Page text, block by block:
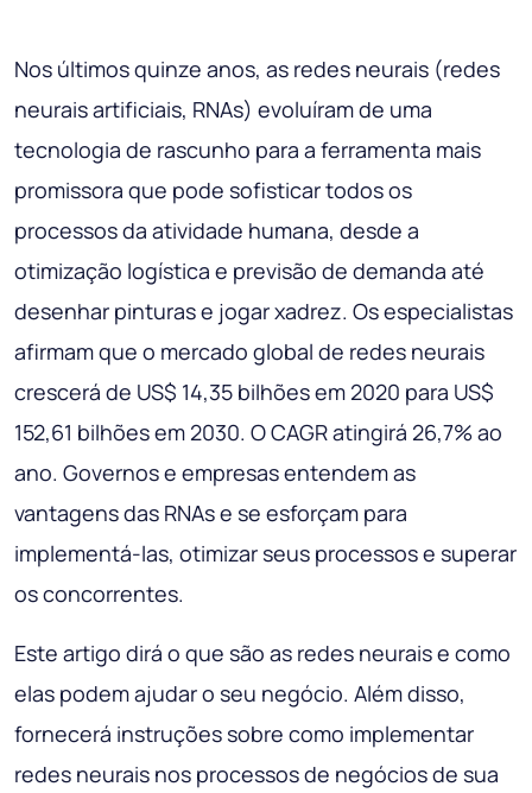
Nos últimos quinze anos, as redes neurais (redes
neurais artificiais, RNAs) evoluíram de uma
tecnologia de rascunho para a ferramenta mais
promissora que pode sofisticar todos os
processos da atividade humana, desde a
otimização logística e previsão de demanda até
desenhar pinturas e jogar xadrez. Os especialistas
afirmam que o mercado global de redes neurais
crescerá de US$ 14,35 bilhões em 2020 para US$
152,61 bilhões em 2030. O CAGR atingirá 26,7% ao
ano. Governos e empresas entendem as
vantagens das RNAs e se esforçam para
implementá-las, otimizar seus processos e superar
os concorrentes.
Este artigo dirá o que são as redes neurais e como
elas podem ajudar o seu negócio. Além disso,
fornecerá instruções sobre como implementar
redes neurais nos processos de negócios de sua